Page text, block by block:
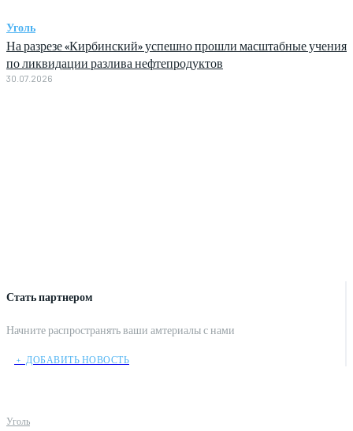
Стать партнером
Начните распространять ваши амтериалы с нами
﹢ ДОБАВИТЬ НОВОСТЬ
Уголь
Уголь
На разрезе «Кирбинский» успешно прошли масштабные учения
по ликвидации разлива нефтепродуктов
30.07.2026